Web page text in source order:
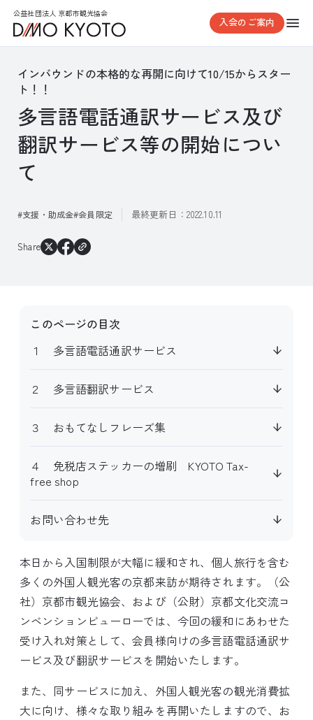
公益社団法人 京都市観光協会
入会のご案内
インバウンドの本格的な再開に向けて10/15からスター
ト！！
多言語電話通訳サービス及び
翻訳サービス等の開始につい
て
支援・助成金 会員限定 最終更新日： 2022.10.11
Share
このページの目次
１ 多言語電話通訳サービス
２ 多言語翻訳サービス
３ おもてなしフレーズ集
４ 免税店ステッカーの増刷 KYOTO Tax-
free shop
お問い合わせ先
本日から入国制限が大幅に緩和され、個人旅行を含む
多くの外国人観光客の京都来訪が期待されます。（公
社）京都市観光協会、および（公財）京都文化交流コ
ンベンションビューローでは、今回の緩和にあわせた
受け入れ対策として、会員様向けの多言語電話通訳サ
ービス及び翻訳サービスを開始いたします。
また、同サービスに加え、外国人観光客の観光消費拡
大に向け、様々な取り組みを再開いたしますので、お